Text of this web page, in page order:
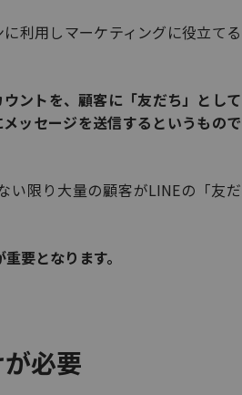
利用しマーケティングに役立てる
ントを、顧客に「友だち」として
ッセージを送信するというもので
い限り大量の顧客がLINEの「友だ
要となります。
必要